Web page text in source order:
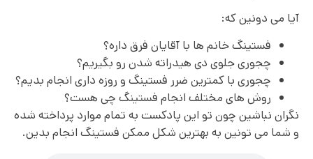
آیا می دونین که:
فستینگ خانم ها با آقایان فرق داره؟
چجوری جلوی دی هیدراته شدن رو بگیریم؟
چجوری با کمترین ضرر فستینگ و روزه داری انجام بدیم؟
روش های مختلف انجام فستینگ چی هست؟
نگران نباشین چون تو این پادکست به تمام موارد پرداخته شده
و شما می تونین به بهترین شکل ممکن فستینگ انجام بدین.